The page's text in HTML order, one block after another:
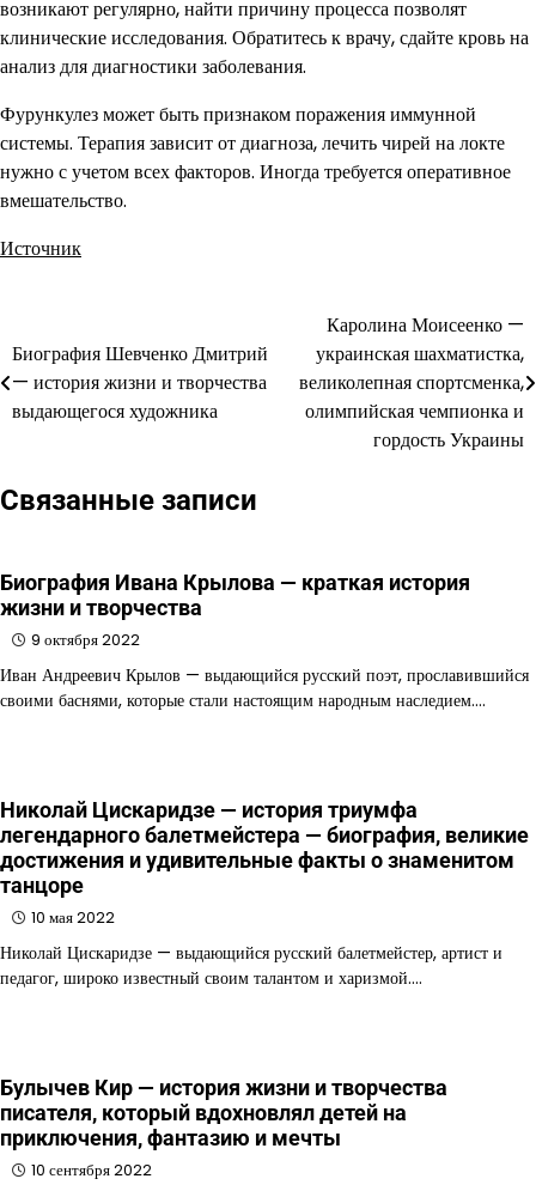
возникают регулярно, найти причину процесса позволят
клинические исследования. Обратитесь к врачу, сдайте кровь на
анализ для диагностики заболевания.
Фурункулез может быть признаком поражения иммунной
системы. Терапия зависит от диагноза, лечить чирей на локте
нужно с учетом всех факторов. Иногда требуется оперативное
вмешательство.
Источник
по
записям
Биография Шевченко Дмитрий
— история жизни и творчества
выдающегося художника
Каролина Моисеенко —
украинская шахматистка,
великолепная спортсменка,
олимпийская чемпионка и
гордость Украины
Связанные записи
Биография Ивана Крылова — краткая история
жизни и творчества
9 октября 2022
Иван Андреевич Крылов — выдающийся русский поэт, прославившийся
своими баснями, которые стали настоящим народным наследием.…
Николай Цискаридзе — история триумфа
легендарного балетмейстера — биография, великие
достижения и удивительные факты о знаменитом
танцоре
10 мая 2022
Николай Цискаридзе — выдающийся русский балетмейстер, артист и
педагог, широко известный своим талантом и харизмой.…
Булычев Кир — история жизни и творчества
писателя, который вдохновлял детей на
приключения, фантазию и мечты
10 сентября 2022